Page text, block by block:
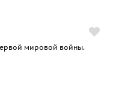
мировой войны.